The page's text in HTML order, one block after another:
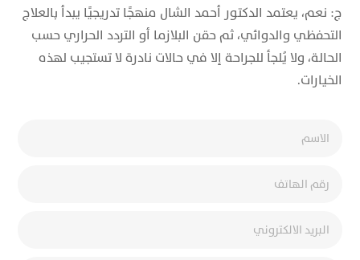
ج: نعم، يعتمد الدكتور أحمد الشال منهجًا تدريجيًا يبدأ بالعلاج
التحفظي والدوائي، ثم حقن البلازما أو التردد الحراري حسب
الحالة، ولا يُلجأ للجراحة إلا في حالات نادرة لا تستجيب لهذه
الخيارات.